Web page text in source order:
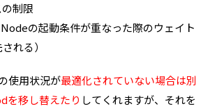
制限
の起動条件が重なった際のウェイト
れる）
使用状況が最適化されていない場合は別
を移し替えたり してくれますが、それを